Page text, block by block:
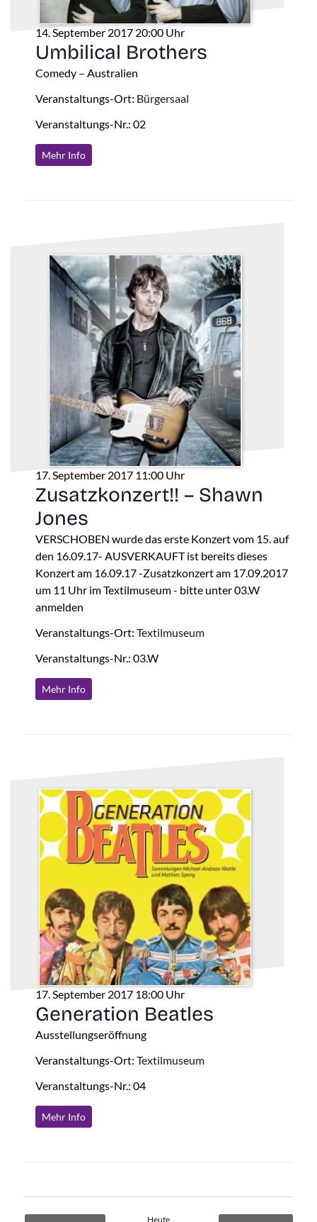
14. September 2017 20:00 Uhr
Umbilical Brothers
Comedy – Australien
Veranstaltungs-Ort: Bürgersaal
Veranstaltungs-Nr.: 02
Mehr Info
17. September 2017 11:00 Uhr
Zusatzkonzert!! – Shawn
Jones
VERSCHOBEN wurde das erste Konzert vom 15. auf
den 16.09.17- AUSVERKAUFT ist bereits dieses
Konzert am 16.09.17 -Zusatzkonzert am 17.09.2017
um 11 Uhr im Textilmuseum - bitte unter 03.W
anmelden
Veranstaltungs-Ort: Textilmuseum
Veranstaltungs-Nr.: 03.W
Mehr Info
17. September 2017 18:00 Uhr
Generation Beatles
Ausstellungseröffnung
Veranstaltungs-Ort: Textilmuseum
Veranstaltungs-Nr.: 04
Mehr Info
Heute